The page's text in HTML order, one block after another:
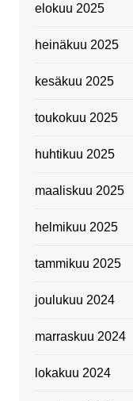
elokuu 2025
heinäkuu 2025
kesäkuu 2025
toukokuu 2025
huhtikuu 2025
maaliskuu 2025
helmikuu 2025
tammikuu 2025
joulukuu 2024
marraskuu 2024
lokakuu 2024